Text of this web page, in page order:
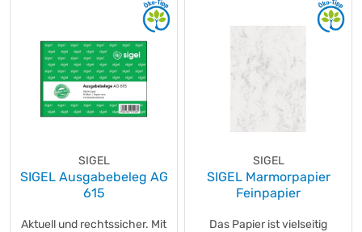
SIGEL
SIGEL Ausgabebeleg AG
615
Aktuell und rechtssicher. Mit
SIGEL
SIGEL Marmorpapier
Feinpapier
Das Papier ist vielseitig